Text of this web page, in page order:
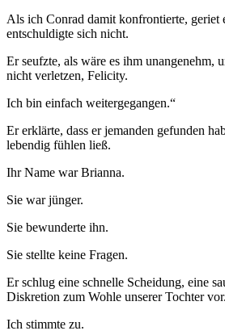
Als ich Conrad damit konfrontierte, geriet
entschuldigte sich nicht.
Er seufzte, als wäre es ihm unangenehm,
nicht verletzen, Felicity.
Ich bin einfach weitergegangen.“
Er erklärte, dass er jemanden gefunden
lebendig fühlen ließ.
Ihr Name war Brianna.
Sie war jünger.
Sie bewunderte ihn.
Sie stellte keine Fragen.
Er schlug eine schnelle Scheidung, eine
Diskretion zum Wohle unserer Tochter vor.
Ich stimmte zu.